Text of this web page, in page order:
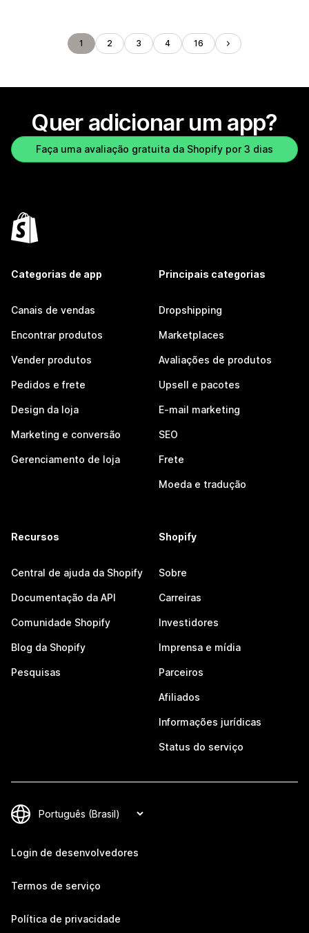
1 2 3 4 16
Quer adicionar um app?
Faça uma avaliação gratuita da Shopify por 3 dias
Categorias de app
Canais de vendas
Encontrar produtos
Vender produtos
Pedidos e frete
Design da loja
Marketing e conversão
Gerenciamento de loja
Principais categorias
Dropshipping
Marketplaces
Avaliações de produtos
Upsell e pacotes
E-mail marketing
SEO
Frete
Moeda e tradução
Recursos
Central de ajuda da Shopify
Documentação da API
Comunidade Shopify
Blog da Shopify
Pesquisas
Shopify
Sobre
Carreiras
Investidores
Imprensa e mídia
Parceiros
Afiliados
Informações jurídicas
Status do serviço
Login de desenvolvedores
Termos de serviço
Política de privacidade